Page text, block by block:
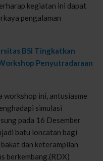
kegiatan ini dapat
pengalaman
BSI Tingkatkan
Penyutradaraan
workshop ini, antusiasme
simulasi
pada 16 Desember
batu loncatan bagi
dan keterampilan
berkembang.(RDX)